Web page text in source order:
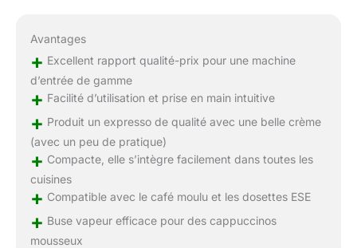
Avantages
+ Excellent rapport qualité-prix pour une machine
d’entrée de gamme
+ Facilité d’utilisation et prise en main intuitive
+ Produit un expresso de qualité avec une belle crème
(avec un peu de pratique)
+ Compacte, elle s’intègre facilement dans toutes les
cuisines
+ Compatible avec le café moulu et les dosettes ESE
+ Buse vapeur efficace pour des cappuccinos
mousseux